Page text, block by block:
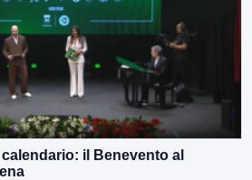
il Benevento al